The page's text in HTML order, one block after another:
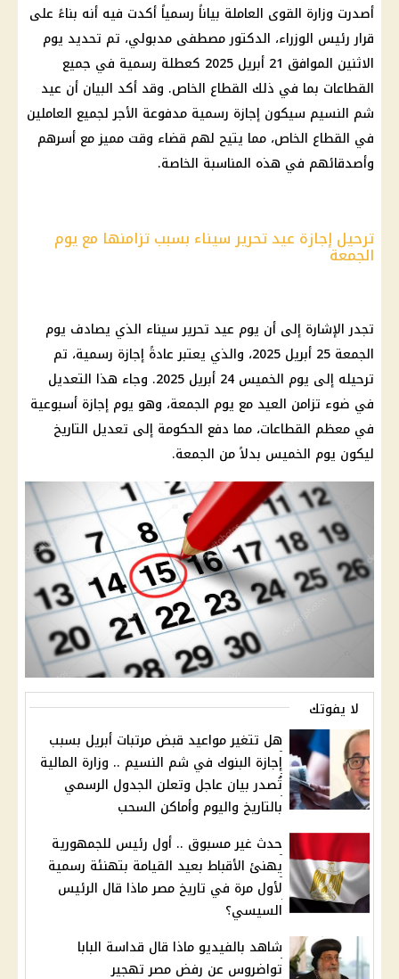
أصدرت وزارة القوى العاملة بياناً رسمياً أكدت فيه أنه بناءً على
قرار رئيس الوزراء، الدكتور مصطفى مدبولي، تم تحديد يوم
الاثنين الموافق 21 أبريل 2025 كعطلة رسمية في جميع
القطاعات بما في ذلك القطاع الخاص. وقد أكد البيان أن عيد
شم النسيم سيكون إجازة رسمية مدفوعة الأجر لجميع العاملين
في القطاع الخاص، مما يتيح لهم قضاء وقت مميز مع أسرهم
وأصدقائهم في هذه المناسبة الخاصة.
ترحيل إجازة عيد تحرير سيناء بسبب تزامنها مع يوم
الجمعة
تجدر الإشارة إلى أن يوم عيد تحرير سيناء الذي يصادف يوم
الجمعة 25 أبريل 2025، والذي يعتبر عادةً إجازة رسمية، تم
ترحيله إلى يوم الخميس 24 أبريل 2025. وجاء هذا التعديل
في ضوء تزامن العيد مع يوم الجمعة، وهو يوم إجازة أسبوعية
في معظم القطاعات، مما دفع الحكومة إلى تعديل التاريخ
ليكون يوم الخميس بدلاً من الجمعة.
لا يفوتك
هل تتغير مواعيد قبض مرتبات أبريل بسبب
إجازة البنوك في شم النسيم .. وزارة المالية
تُصدر بيان عاجل وتعلن الجدول الرسمي
بالتاريخ واليوم وأماكن السحب
حدث غير مسبوق .. أول رئيس للجمهورية
يهنئ الأقباط بعيد القيامة بتهنئة رسمية
لأول مرة في تاريخ مصر ماذا قال الرئيس
السيسي؟
شاهد بالفيديو ماذا قال قداسة البابا
تواضروس عن رفض مصر تهجير